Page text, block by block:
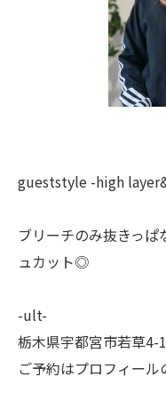
gueststyle -high
ブリーチのみ抜きっ
ュカット◎
-ult-
栃木県宇都宮市若草4-
ご予約はプロフィー